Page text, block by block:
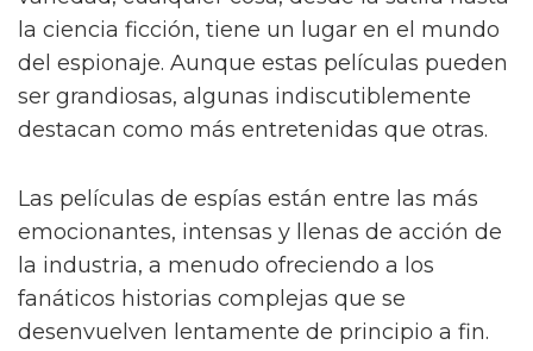
la ciencia ficción, tiene un lugar en el mundo
del espionaje. Aunque estas películas pueden
ser grandiosas, algunas indiscutiblemente
destacan como más entretenidas que otras.
Las películas de espías están entre las más
emocionantes, intensas y llenas de acción de
la industria, a menudo ofreciendo a los
fanáticos historias complejas que se
desenvuelven lentamente de principio a fin.